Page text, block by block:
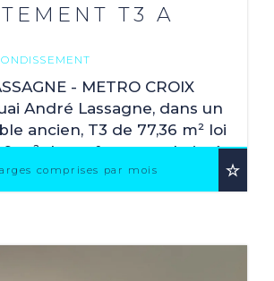
T3 A
2
comprises par mois
- METRO CROIX
André Lassagne, dans un
ancien, T3 de 77,36 m² loi
m² de surface au sol, situé
avec ascenseur,
séjour ...